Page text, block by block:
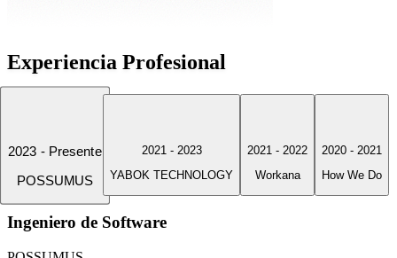
Experiencia Profesional
2023 - Presente
POSSUMUS
2021 - 2023
YABOK TECHNOLOGY
2021 - 2022
Workana
2020 - 2021
How We Do
Ingeniero de Software